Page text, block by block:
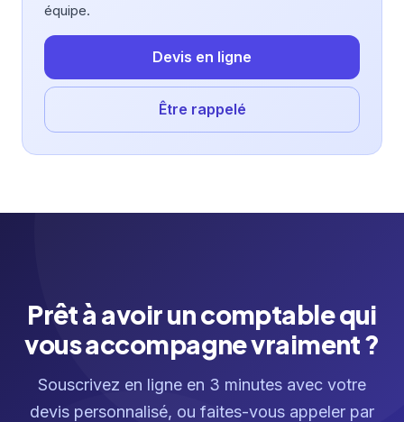
équipe.
Devis en ligne
Être rappelé
Prêt à avoir un comptable qui
vous accompagne vraiment ?
Souscrivez en ligne en 3 minutes avec votre
devis personnalisé, ou faites-vous appeler par